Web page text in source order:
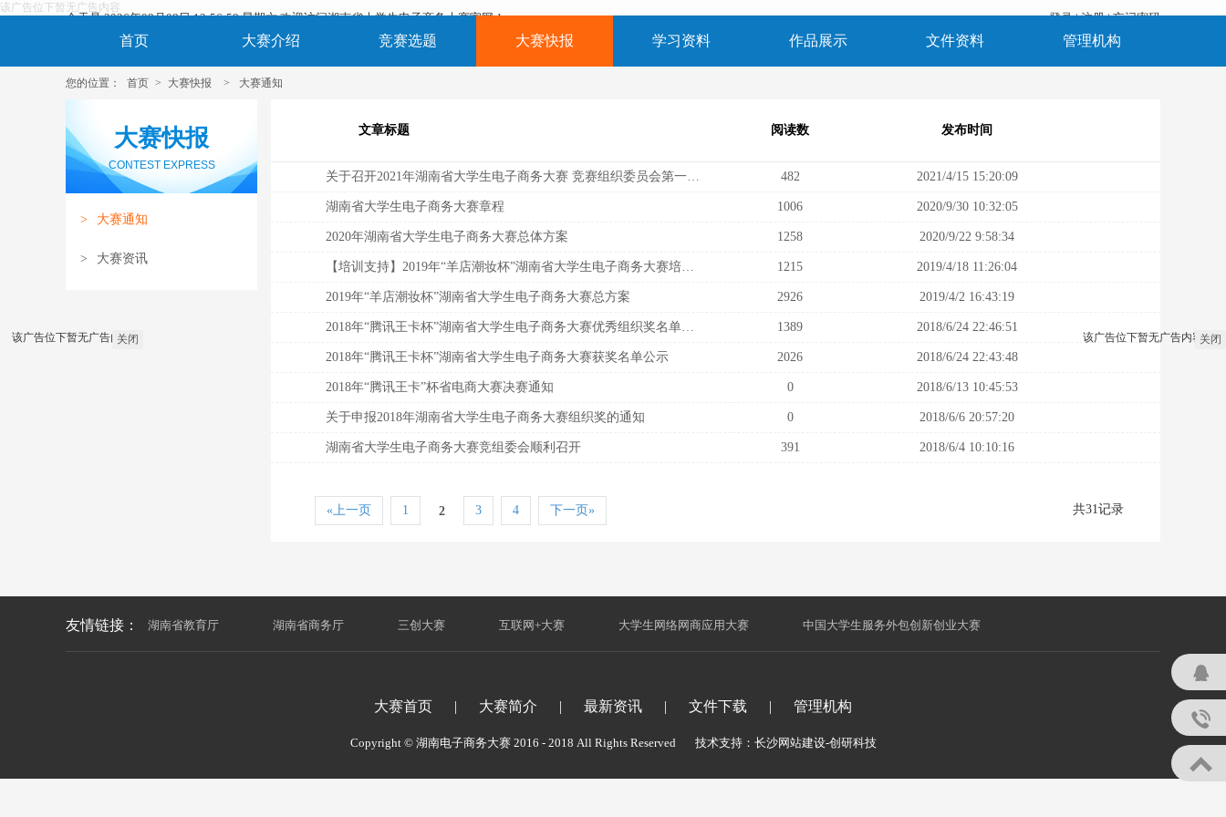
关闭
该广告位下暂无广告内容 该广告位下暂无广告内容关闭
登录|注册|忘记密码
今天是 2026年08月08日 12:56:58 星期六 欢迎访问湖南省大学生电子商务大赛官网！
该广告位下暂无广告内容
首页 大赛介绍 竞赛选题 大赛快报 学习资料 作品展示 文件资料 管理机构
您的位置： 首页 > 大赛快报 > 大赛通知
大赛快报
CONTEST EXPRESS
> 大赛通知
> 大赛资讯
文章标题 阅读数 发布时间
关于召开2021年湖南省大学生电子商务大赛 竞赛组织委员会第一次工作会议的通知 482 2021/4/15 15:20:09
湖南省大学生电子商务大赛章程 1006 2020/9/30 10:32:05
2020年湖南省大学生电子商务大赛总体方案 1258 2020/9/22 9:58:34
【培训支持】2019年“羊店潮妆杯”湖南省大学生电子商务大赛培训支持 1215 2019/4/18 11:26:04
2019年“羊店潮妆杯”湖南省大学生电子商务大赛总方案 2926 2019/4/2 16:43:19
2018年“腾讯王卡杯”湖南省大学生电子商务大赛优秀组织奖名单公示 1389 2018/6/24 22:46:51
2018年“腾讯王卡杯”湖南省大学生电子商务大赛获奖名单公示 2026 2018/6/24 22:43:48
2018年“腾讯王卡”杯省电商大赛决赛通知 0 2018/6/13 10:45:53
关于申报2018年湖南省大学生电子商务大赛组织奖的通知 0 2018/6/6 20:57:20
湖南省大学生电子商务大赛竞组委会顺利召开 391 2018/6/4 10:10:16
共31记录
«上一页 1 2 3 4 下一页»
友情链接： 湖南省教育厅 湖南省商务厅 三创大赛 互联网+大赛 大学生网络网商应用大赛 中国大学生服务外包创新创业大赛
大赛首页 | 大赛简介 | 最新资讯 | 文件下载 | 管理机构
Copyright © 湖南电子商务大赛 2016 - 2018 All Rights Reserved 技术支持： 长沙网站建设-创研科技